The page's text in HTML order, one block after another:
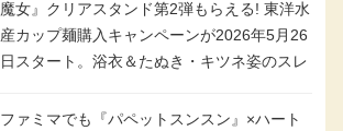
魔女』クリアスタンド第2弾もらえる! 東洋水
産カップ麺購入キャンペーンが2026年5月26
日スタート。浴衣＆たぬき・キツネ姿のスレ
号・5号) / シャディクが全6種のクリアスタ
ファミマでも『パペットスンスン』×ハート